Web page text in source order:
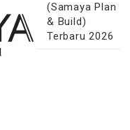
(Samaya Plan
& Build)
Terbaru 2026